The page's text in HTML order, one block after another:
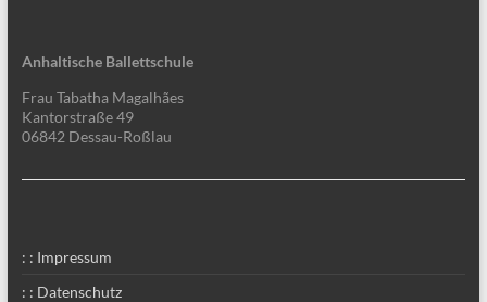
Anhaltische Ballettschule
Frau Tabatha Magalhães
Kantorstraße 49
06842 Dessau-Roßlau
: : Impressum
: : Datenschutz